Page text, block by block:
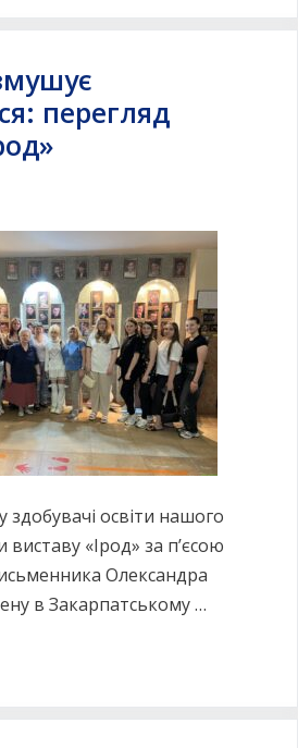
перегляд
здобувачі освіти нашого
«Ірод» за п’єсою
Олександра
в Закарпатському …